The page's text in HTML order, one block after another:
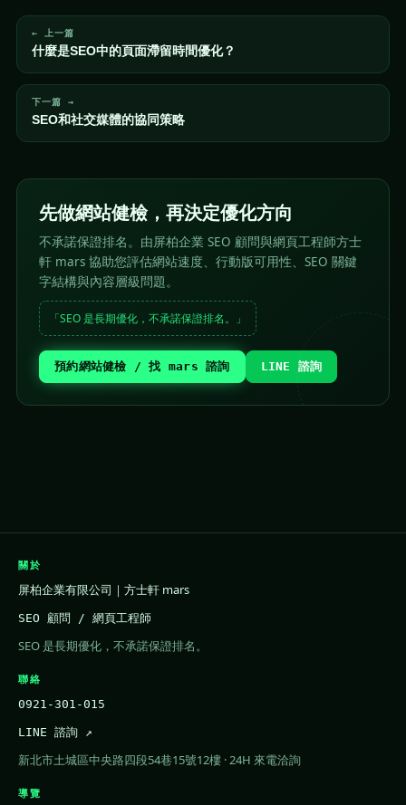
← 上一篇
什麼是SEO中的頁面滯留時間優化？
下一篇 →
SEO和社交媒體的協同策略
先做網站健檢，再決定優化方向
不承諾保證排名。由屏柏企業 SEO 顧問與網頁工程師方士
軒 mars 協助您評估網站速度、行動版可用性、SEO 關鍵
字結構與內容層級問題。
「SEO 是長期優化，不承諾保證排名。」
預約網站健檢 / 找 mars 諮詢 LINE 諮詢
關於
屏柏企業有限公司｜方士軒 mars
SEO 顧問 / 網頁工程師
SEO 是長期優化，不承諾保證排名。
聯絡
0921-301-015
LINE 諮詢 ↗
新北市土城區中央路四段54巷15號12樓 · 24H 來電洽詢
導覽